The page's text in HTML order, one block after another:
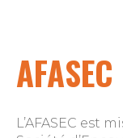
AFASEC
L’AFASEC est